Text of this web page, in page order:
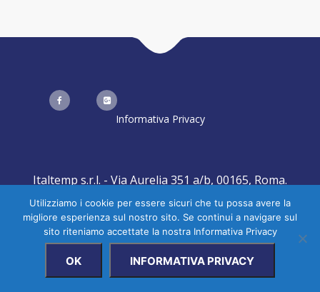
Informativa Privacy
Italtemp s.r.l. - Via Aurelia 351 a/b, 00165, Roma.
Created by
Realizzazione Siti Web - Web Agency
Utilizziamo i cookie per essere sicuri che tu possa avere la
migliore esperienza sul nostro sito. Se continui a navigare sul
sito riteniamo accettate la nostra Informativa Privacy
OK INFORMATIVA PRIVACY